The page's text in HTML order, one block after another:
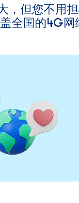
，但您不用担
全国的4G网